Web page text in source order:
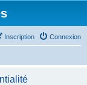
Connexion
Inscription